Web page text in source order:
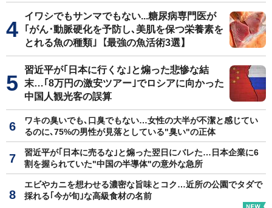
イワシでもサンマでもない...糖尿病専門医が
｢がん･動脈硬化を予防し､美肌を保つ栄養素を
とれる魚の種類｣【最強の魚活術3選】
習近平が｢日本に行くな｣と煽った悲惨な結
末…｢8万円の激安ツアー｣でロシアに向かった
中国人観光客の誤算
ワキの臭いでも､口臭でもない…女性の大半が不潔と感じてい
るのに､75%の男性が見落としている"臭い"の正体
習近平が｢日本に売るな｣と煽った翌日にバレた…日本企業に6
割を握られていた"中国の半導体"の意外な急所
エビやカニを想わせる濃密な旨味とコク…近所の公園でタダで
採れる｢今が旬｣な高級食材の名前